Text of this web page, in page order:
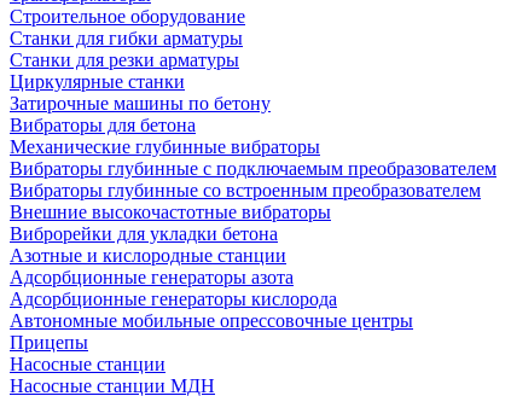
Строительное оборудование
Станки для гибки арматуры
Станки для резки арматуры
Циркулярные станки
Затирочные машины по бетону
Вибраторы для бетона
Механические глубинные вибраторы
Вибраторы глубинные с подключаемым преобразователем
Вибраторы глубинные со встроенным преобразователем
Внешние высокочастотные вибраторы
Виброрейки для укладки бетона
Азотные и кислородные станции
Адсорбционные генераторы азота
Адсорбционные генераторы кислорода
Автономные мобильные опрессовочные центры
Прицепы
Насосные станции
Насосные станции МДН